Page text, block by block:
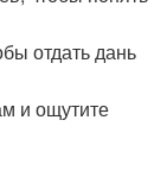
отдать дань
и ощутите